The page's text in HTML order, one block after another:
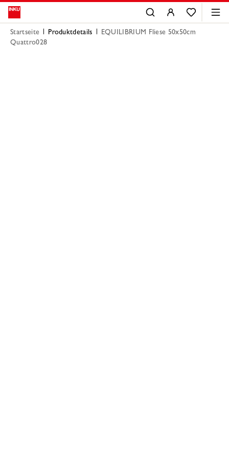
Startseite Produktdetails
EQUILIBRIUM Fliese 50x50cm
Quattro028